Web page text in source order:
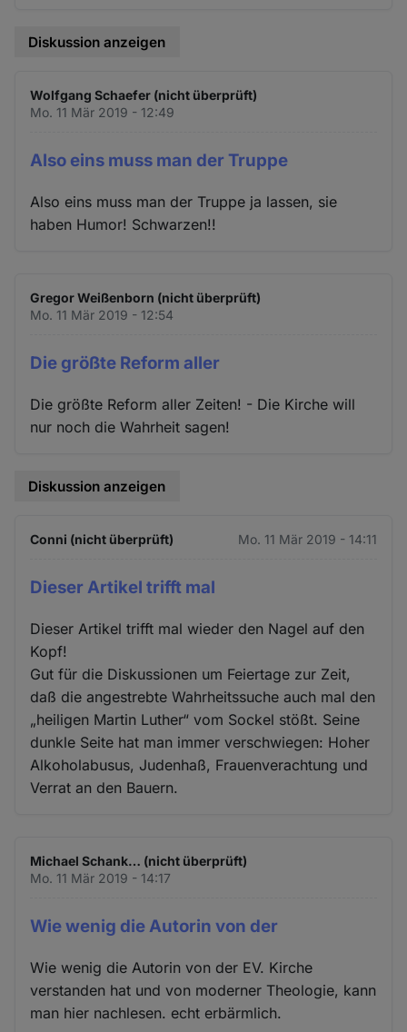
Diskussion anzeigen
Wolfgang Schaefer (nicht überprüft)
Mo. 11 Mär 2019 - 12:49
Also eins muss man der Truppe
Also eins muss man der Truppe ja lassen, sie
haben Humor! Schwarzen!!
Gregor Weißenborn (nicht überprüft)
Mo. 11 Mär 2019 - 12:54
Die größte Reform aller
Die größte Reform aller Zeiten! - Die Kirche will
nur noch die Wahrheit sagen!
Diskussion anzeigen
Conni (nicht überprüft) Mo. 11 Mär 2019 - 14:11
Dieser Artikel trifft mal
Dieser Artikel trifft mal wieder den Nagel auf den
Kopf!
Gut für die Diskussionen um Feiertage zur Zeit,
daß die angestrebte Wahrheitssuche auch mal den
„heiligen Martin Luther“ vom Sockel stößt. Seine
dunkle Seite hat man immer verschwiegen: Hoher
Alkoholabusus, Judenhaß, Frauenverachtung und
Verrat an den Bauern.
Michael Schank… (nicht überprüft)
Mo. 11 Mär 2019 - 14:17
Wie wenig die Autorin von der
Wie wenig die Autorin von der EV. Kirche
verstanden hat und von moderner Theologie, kann
man hier nachlesen. echt erbärmlich.